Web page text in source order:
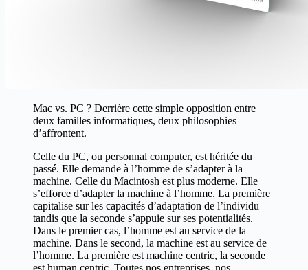
Mac vs. PC ? Derrière cette simple opposition entre
deux familles informa­tiques, deux philosophies
d’affrontent.
Celle du PC, ou personnal computer, est héritée du
passé. Elle demande à l’homme de s’adapter à la
machine. Celle du Macintosh est plus moderne. Elle
s’efforce d’adapter la machine à l’homme. La première
capitalise sur les capacités d’adaptation de l’individu
tandis que la seconde s’appuie sur ses potentialités.
Dans le premier cas, l’homme est au service de la
machine. Dans le second, la machine est au service de
l’homme. La première est machine centric, la seconde
est human centric. Toutes nos entreprises, nos